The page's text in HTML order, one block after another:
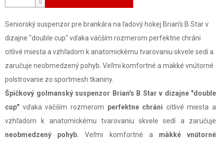
Seniorský suspenzor pre brankára na ľadový hokej Brian's B Star v
dizajne "double cup" vďaka väčším rozmerom perfektne chráni
citlivé miesta a vzhľadom k anatomickému tvarovaniu skvele sedí a
zaručuje neobmedzený pohyb. Veľmi komfortné a mäkké vnútorné
polstrovanie zo sportmesh tkaniny.
Špičkový golmanský suspenzor Brian's B Star v dizajne "double
cup" vďaka väčším rozmerom perfektne chráni citlivé miesta a
vzhľadom k anatomickému tvarovaniu skvele sedí a zaručuje
neobmedzený pohyb. Veľmi komfortné a mäkké vnútorné